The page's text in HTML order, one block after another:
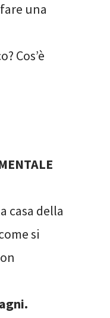
una
Cos’è
casa della
si